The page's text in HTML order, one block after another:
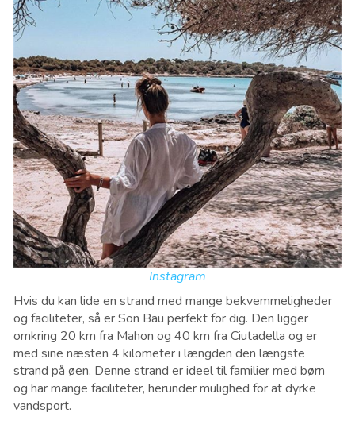
Instagram
Hvis du kan lide en strand med mange bekvemmeligheder
og faciliteter, så er Son Bau perfekt for dig. Den ligger
omkring 20 km fra Mahon og 40 km fra Ciutadella og er
med sine næsten 4 kilometer i længden den længste
strand på øen. Denne strand er ideel til familier med børn
og har mange faciliteter, herunder mulighed for at dyrke
vandsport.